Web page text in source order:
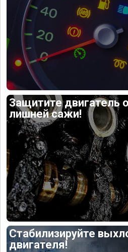
Защитите двигатель
лишней сажи!
Стабилизируйте
двигателя!